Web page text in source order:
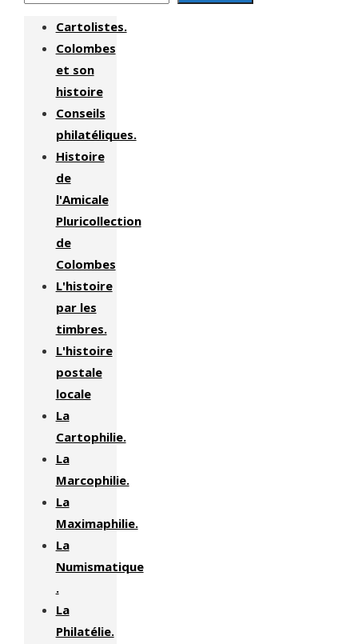
Cartolistes.
Colombes
et son
histoire
Conseils
philatéliques.
Histoire
de
l'Amicale
Pluricollection
de
Colombes
L'histoire
par les
timbres.
L'histoire
postale
locale
La
Cartophilie.
La
Marcophilie.
La
Maximaphilie.
La
Numismatique
.
La
Philatélie.